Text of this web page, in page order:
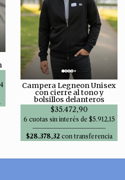
Campera Legneon Unisex
con cierre al tono y
bolsillos delanteros
$35.472,90
6 cuotas sin interés de $5.912,15
$28.378,32 con transferencia